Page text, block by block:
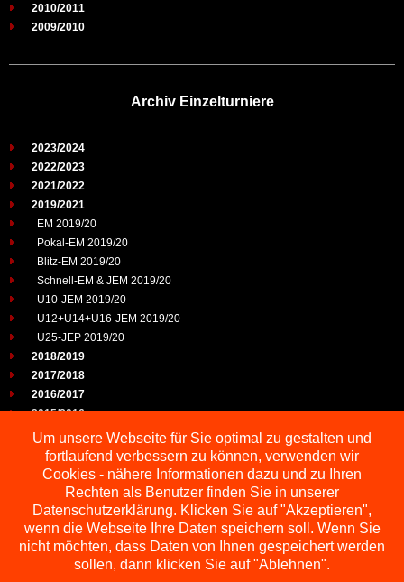
2010/2011
2009/2010
Archiv Einzelturniere
2023/2024
2022/2023
2021/2022
2019/2021
EM 2019/20
Pokal-EM 2019/20
Blitz-EM 2019/20
Schnell-EM & JEM 2019/20
U10-JEM 2019/20
U12+U14+U16-JEM 2019/20
U25-JEP 2019/20
2018/2019
2017/2018
2016/2017
2015/2016
2014/2015
2013/2014
2012/2013
2011/2012
2010/2011
2009/2010
Um unsere Webseite für Sie optimal zu gestalten und
fortlaufend verbessern zu können, verwenden wir
Cookies - nähere Informationen dazu und zu Ihren
Rechten als Benutzer finden Sie in unserer
Datenschutzerklärung. Klicken Sie auf "Akzeptieren",
wenn die Webseite Ihre Daten speichern soll. Wenn Sie
nicht möchten, dass Daten von Ihnen gespeichert werden
sollen, dann klicken Sie auf "Ablehnen".